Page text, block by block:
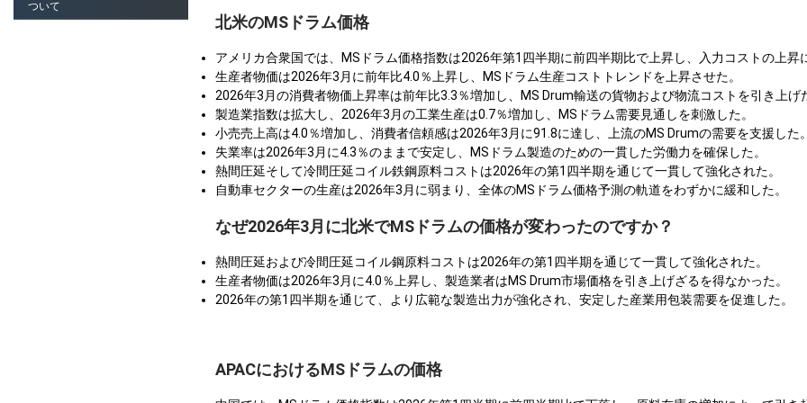
ついて
北米のMSドラム価格
アメリカ合衆国では、MSドラム価格指数は2026年第1四半期に前四半期比で上昇し、入力コストの上昇
生産者物価は2026年3月に前年比4.0％上昇し、MSドラム生産コストトレンドを上昇させた。
2026年3月の消費者物価上昇率は前年比3.3％増加し、MS Drum輸送の貨物および物流コストを引き上げ
製造業指数は拡大し、2026年3月の工業生産は0.7％増加し、MSドラム需要見通しを刺激した。
小売売上高は4.0％増加し、消費者信頼感は2026年3月に91.8に達し、上流のMS Drumの需要を支援した。
失業率は2026年3月に4.3％のままで安定し、MSドラム製造のための一貫した労働力を確保した。
熱間圧延そして冷間圧延コイル鉄鋼原料コストは2026年の第1四半期を通じて一貫して強化された。
自動車セクターの生産は2026年3月に弱まり、全体のMSドラム価格予測の軌道をわずかに緩和した。
なぜ2026年3月に北米でMSドラムの価格が変わったのですか？
熱間圧延および冷間圧延コイル鋼原料コストは2026年の第1四半期を通じて一貫して強化された。
生産者物価は2026年3月に4.0％上昇し、製造業者はMS Drum市場価格を引き上げざるを得なかった。
2026年の第1四半期を通じて、より広範な製造出力が強化され、安定した産業用包装需要を促進した。
APACにおけるMSドラムの価格